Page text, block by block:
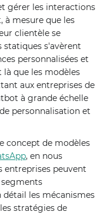
gérer les interactions
à mesure que les
clientèle se
statiques s'avèrent
personnalisées et
que les modèles
aux entreprises de
à grande échelle
personnalisation et
concept de modèles
, en nous
entreprises peuvent
détail les mécanismes
stratégies de